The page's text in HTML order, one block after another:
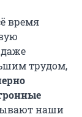
время
трудом,
наши